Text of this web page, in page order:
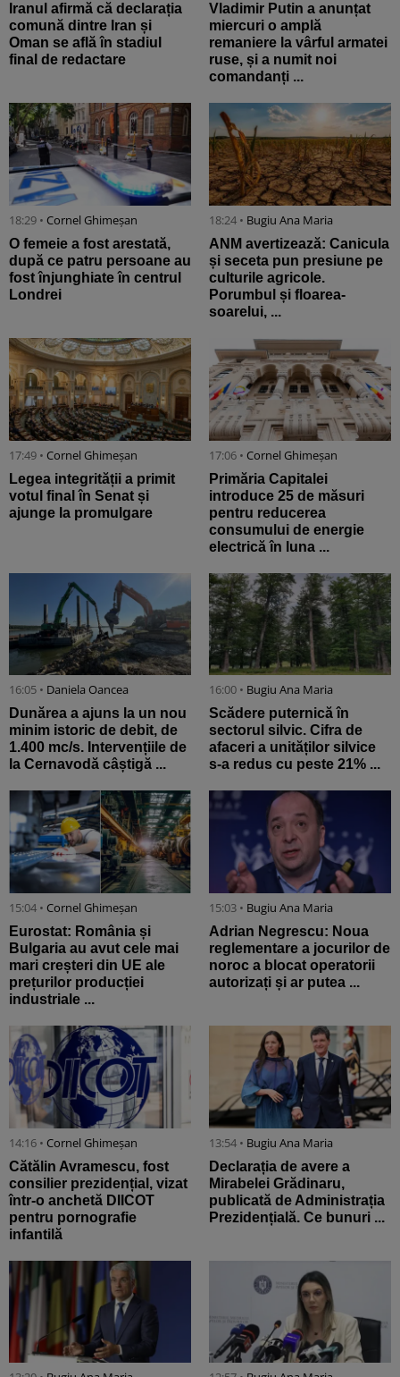
Iranul afirmă că declarația
comună dintre Iran și
Oman se află în stadiul
final de redactare
Vladimir Putin a anunțat
miercuri o amplă
remaniere la vârful armatei
ruse, și a numit noi
comandanți ...
18:29 • Cornel Ghimeșan
O femeie a fost arestată,
după ce patru persoane au
fost înjunghiate în centrul
Londrei
18:24 • Bugiu ⁠Ana Maria
ANM avertizează: Canicula
și seceta pun presiune pe
culturile agricole.
Porumbul și floarea-
soarelui, ...
17:49 • Cornel Ghimeșan
Legea integrității a primit
votul final în Senat și
ajunge la promulgare
17:06 • Cornel Ghimeșan
Primăria Capitalei
introduce 25 de măsuri
pentru reducerea
consumului de energie
electrică în luna ...
16:05 • Daniela Oancea
Dunărea a ajuns la un nou
minim istoric de debit, de
1.400 mc/s. Intervențiile de
la Cernavodă câștigă ...
16:00 • Bugiu ⁠Ana Maria
Scădere puternică în
sectorul silvic. Cifra de
afaceri a unităților silvice
s-a redus cu peste 21% ...
15:04 • Cornel Ghimeșan
Eurostat: România și
Bulgaria au avut cele mai
mari creșteri din UE ale
prețurilor producției
industriale ...
15:03 • Bugiu ⁠Ana Maria
Adrian Negrescu: Noua
reglementare a jocurilor de
noroc a blocat operatorii
autorizați și ar putea ...
14:16 • Cornel Ghimeșan
Cătălin Avramescu, fost
consilier prezidențial, vizat
într-o anchetă DIICOT
pentru pornografie
infantilă
13:54 • Bugiu ⁠Ana Maria
Declarația de avere a
Mirabelei Grădinaru,
publicată de Administrația
Prezidențială. Ce bunuri ...